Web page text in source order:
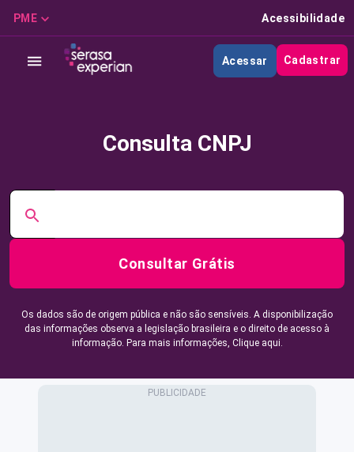
PME Acessibilidade
Acessar Cadastrar
Consulta CNPJ
Consultar Grátis
Os dados são de origem pública e não são sensíveis. A disponibilização
das informações observa a legislação brasileira e o direito de acesso à
informação. Para mais informações, Clique aqui.